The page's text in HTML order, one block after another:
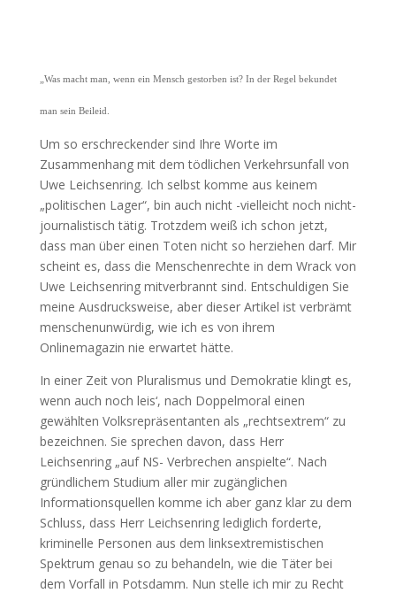
Was macht man, wenn ein Mensch gestorben ist? In der Regel bekundet
man sein Beileid.
Um so erschreckender sind Ihre Worte im
Zusammenhang mit dem tödlichen Verkehrsunfall von
Uwe Leichsenring. Ich selbst komme aus keinem
„politischen Lager“, bin auch nicht -vielleicht noch nicht-
journalistisch tätig. Trotzdem weiß ich schon jetzt,
dass man über einen Toten nicht so herziehen darf. Mir
scheint es, dass die Menschenrechte in dem Wrack von
Uwe Leichsenring mitverbrannt sind. Entschuldigen Sie
meine Ausdrucksweise, aber dieser Artikel ist verbrämt
menschenunwürdig, wie ich es von ihrem
Onlinemagazin nie erwartet hätte.
In einer Zeit von Pluralismus und Demokratie klingt es,
wenn auch noch leis‘, nach Doppelmoral einen
gewählten Volksrepräsentanten als „rechtsextrem“ zu
bezeichnen. Sie sprechen davon, dass Herr
Leichsenring „auf NS- Verbrechen anspielte“. Nach
gründlichem Studium aller mir zugänglichen
Informationsquellen komme ich aber ganz klar zu dem
Schluss, dass Herr Leichsenring lediglich forderte,
kriminelle Personen aus dem linksextremistischen
Spektrum genau so zu behandeln, wie die Täter bei
dem Vorfall in Potsdamm. Nun stelle ich mir zu Recht